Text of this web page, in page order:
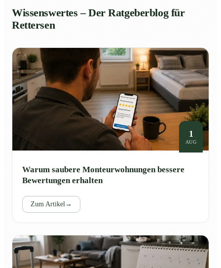
Wissenswertes – Der Ratgeberblog für
Rettersen
1
AUG
Warum saubere Monteurwohnungen bessere
Bewertungen erhalten
Zum Artikel→